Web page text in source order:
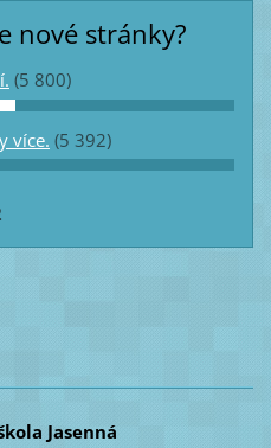
nové stránky?
(5 800)
více. (5 392)
Jasenná